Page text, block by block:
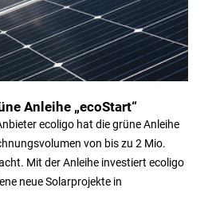
Anleihe „ecoStart“
ecoligo hat die grüne Anleihe
von bis zu 2 Mio.
Mit der Anleihe investiert ecoligo
neue Solarprojekte in